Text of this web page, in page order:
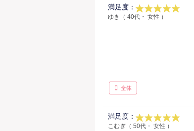
満足度：
ゆき（ 40代・ 女性 ）
全体
満足度：
こむぎ（ 50代・ 女性 ）